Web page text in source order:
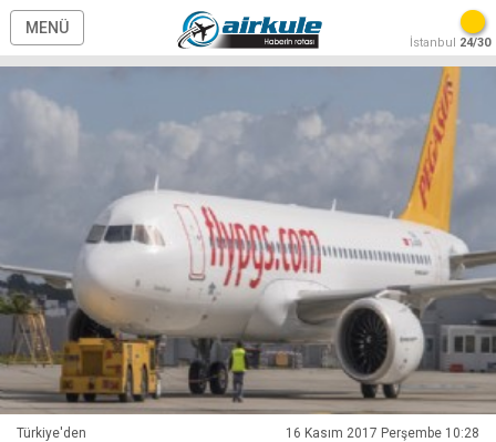
MENÜ
İstanbul 24/30
Türkiye'den 16 Kasım 2017 Perşembe 10:28